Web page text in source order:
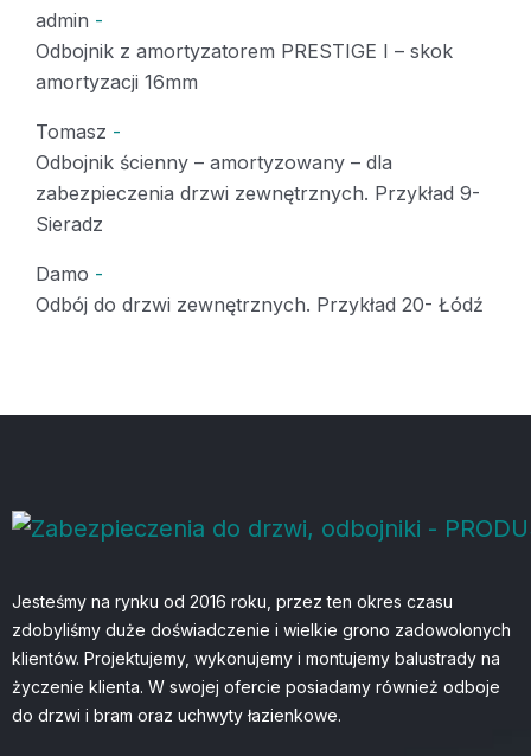
admin -
Odbojnik z amortyzatorem PRESTIGE I – skok
amortyzacji 16mm
Tomasz -
Odbojnik ścienny – amortyzowany – dla
zabezpieczenia drzwi zewnętrznych. Przykład 9-
Sieradz
Damo -
Odbój do drzwi zewnętrznych. Przykład 20- Łódź
Jesteśmy na rynku od 2016 roku, przez ten okres czasu
zdobyliśmy duże doświadczenie i wielkie grono zadowolonych
klientów. Projektujemy, wykonujemy i montujemy balustrady na
życzenie klienta. W swojej ofercie posiadamy również odboje
do drzwi i bram oraz uchwyty łazienkowe.